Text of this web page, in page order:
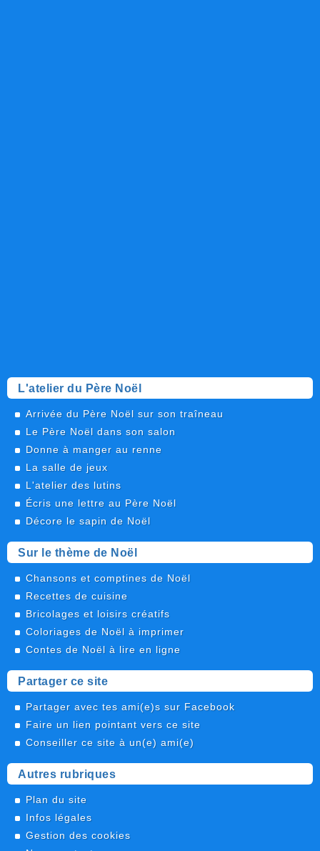
L'atelier du Père Noël
Arrivée du Père Noël sur son traîneau
Le Père Noël dans son salon
Donne à manger au renne
La salle de jeux
L'atelier des lutins
Écris une lettre au Père Noël
Décore le sapin de Noël
Sur le thème de Noël
Chansons et comptines de Noël
Recettes de cuisine
Bricolages et loisirs créatifs
Coloriages de Noël à imprimer
Contes de Noël à lire en ligne
Partager ce site
Partager avec tes ami(e)s sur Facebook
Faire un lien pointant vers ce site
Conseiller ce site à un(e) ami(e)
Autres rubriques
Plan du site
Infos légales
Gestion des cookies